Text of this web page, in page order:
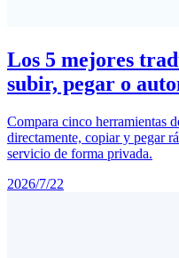
Los 5 mejores
subir, pegar o
Compara cinco herramientas
directamente, copiar y pegar
servicio de forma privada.
2026/7/22